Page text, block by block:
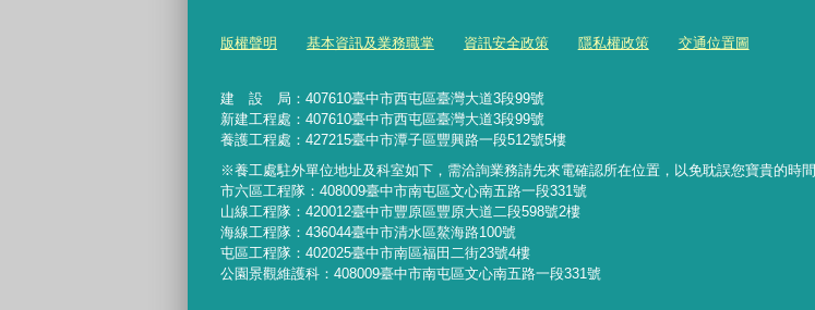
版權聲明 基本資訊及業務職掌 資訊安全政策 隱私權政策 交通位置圖
建 設 局： 407610臺中市西屯區臺灣大道3段99號
新建工程處：407610臺中市西屯區臺灣大道3段99號
養護工程處：427215臺中市潭子區豐興路一段512號5樓
※養工處駐外單位地址及科室如下，需洽詢業務請先來電確認所在位置，以免耽誤您寶貴的時間
市六區工程隊：408009臺中市南屯區文心南五路一段331號
山線工程隊：420012臺中市豐原區豐原大道二段598號2樓
海線工程隊：436044臺中市清水區鰲海路100號
屯區工程隊：402025臺中市南區福田二街23號4樓
公園景觀維護科：408009臺中市南屯區文心南五路一段331號